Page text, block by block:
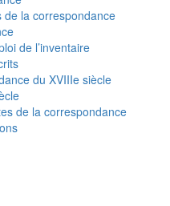
de la correspondance
de l’inventaire
du XVIIIe siècle
de la correspondance